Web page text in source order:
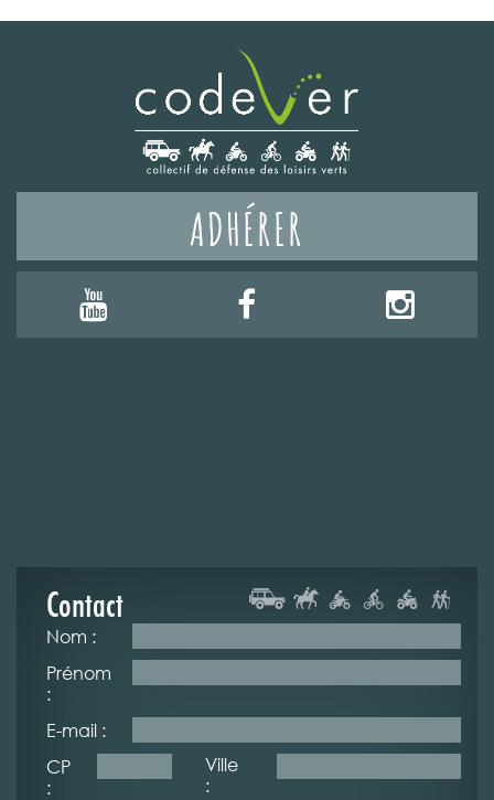
ADHÉRER
Contact
Nom :
Prénom
:
E-mail :
CP
:
Ville
: